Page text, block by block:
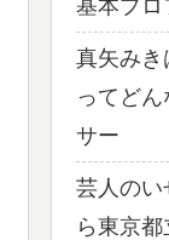
基本プロ
真矢みき
ってど
サー
芸人のい
ら東京